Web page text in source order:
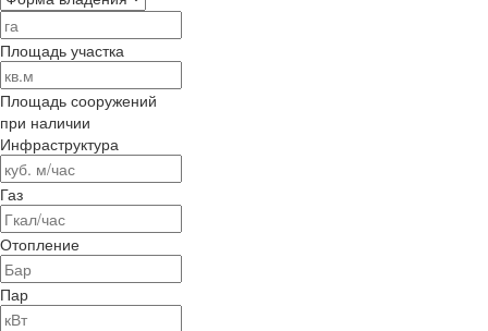
Площадь участка
Площадь сооружений
при наличии
Инфраструктура
Газ
Отопление
Пар